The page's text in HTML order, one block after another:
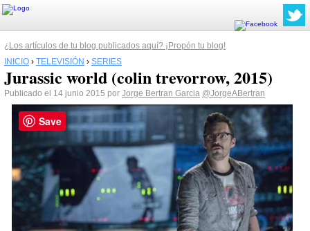
¿Los artículos de tu blog publicados aquí? ¡Propón tu blog!
INICIO › TELEVISIÓN › SERIES
Jurassic world (colin trevorrow, 2015)
Publicado el 14 junio 2015 por Jorge Bertran Garcia @JorgeABertran
Save